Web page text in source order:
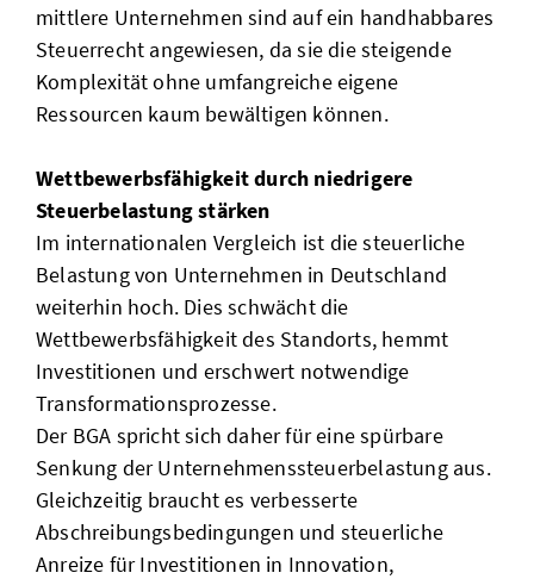
mittlere Unternehmen sind auf ein handhabbares
Steuerrecht angewiesen, da sie die steigende
Komplexität ohne umfangreiche eigene
Ressourcen kaum bewältigen können.
Wettbewerbsfähigkeit durch niedrigere
Steuerbelastung stärken
Im internationalen Vergleich ist die steuerliche
Belastung von Unternehmen in Deutschland
weiterhin hoch. Dies schwächt die
Wettbewerbsfähigkeit des Standorts, hemmt
Investitionen und erschwert notwendige
Transformationsprozesse.
Der BGA spricht sich daher für eine spürbare
Senkung der Unternehmenssteuerbelastung aus.
Gleichzeitig braucht es verbesserte
Abschreibungsbedingungen und steuerliche
Anreize für Investitionen in Innovation,